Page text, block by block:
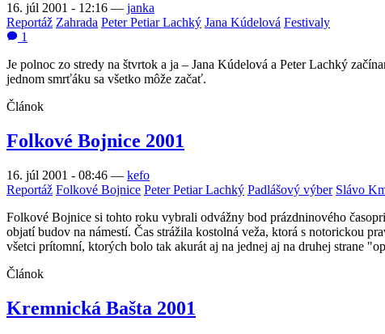
16. júl 2001 - 12:16 — janka
Reportáž Zahrada Peter Petiar Lachký Jana Kúdelová Festivaly
1
Je polnoc zo stredy na štvrtok a ja – Jana Kúdelová a Peter Lachký
jednom smrťáku sa všetko môže začať.
Článok
Folkové Bojnice 2001
16. júl 2001 - 08:46 — kefo
Reportáž Folkové Bojnice Peter Petiar Lachký Padlášový výber Slávo
Folkové Bojnice si tohto roku vybrali odvážny bod prázdninového
objatí budov na námestí. Čas strážila kostolná veža, ktorá s notorickou
všetci prítomní, ktorých bolo tak akurát aj na jednej aj na druhej strane
Článok
Kremnická Bašta 2001